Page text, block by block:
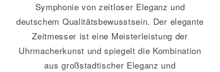
Symphonie von zeitloser Eleganz und
deutschem Qualitätsbewusstsein. Der elegante
Zeitmesser ist eine Meisterleistung der
Uhrmacherkunst und spiegelt die Kombination
aus großstadtischer Eleganz und